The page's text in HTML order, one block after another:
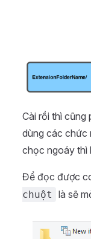
Cài rồi thì cũng
dùng các chức
chọc ngoáy thì
Để đọc được
chuột
là sẽ